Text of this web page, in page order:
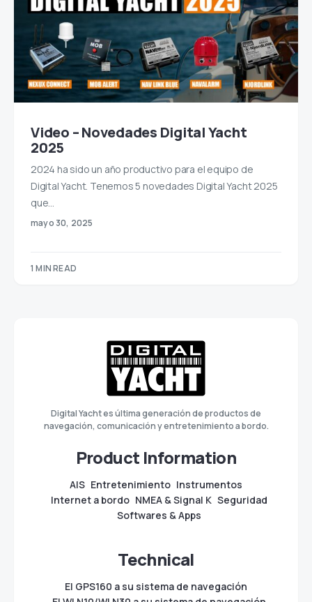
Video – Novedades Digital Yacht
2025
2024 ha sido un año productivo para el equipo de
Digital Yacht. Tenemos 5 novedades Digital Yacht 2025
que…
mayo 30, 2025
1 MIN READ
Digital Yacht es última generación de productos de
navegación, comunicación y entretenimiento a bordo.
Product Information
AIS Entretenimiento Instrumentos
Internet a bordo NMEA & Signal K Seguridad
Softwares & Apps
Technical
El GPS160 a su sistema de navegación